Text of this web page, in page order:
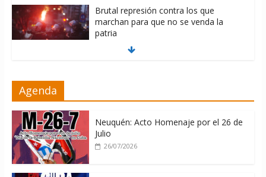
Brutal represión contra los que
marchan para que no se venda la
patria
06/08/2026
06/08/2026
Agenda
Neuquén: Acto Homenaje por el 26 de
Julio
26/07/2026